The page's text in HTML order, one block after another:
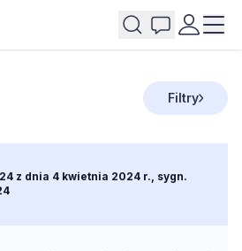
Filtry
z dnia 4 kwietnia 2024 r., sygn.